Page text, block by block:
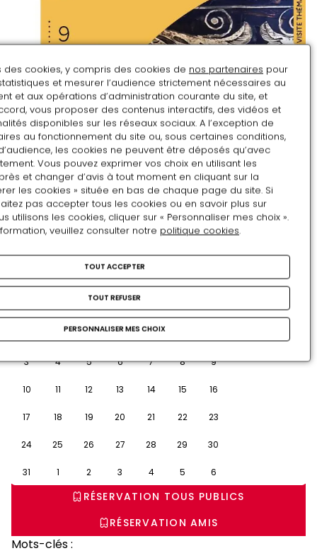
Août
LU MA ME JE VE SA DI
29 30 31
3 4 5 6 7 8 9
10 11 12 13 14 15 16
17 18 19 20 21 22 23
24 25 26 27 28 29 30
31 1 2 3 4 5 6
RÉSERVATION TOUS PUBLICS
RÉSERVATION AMIS
Mots-clés :
des cookies, y compris des cookies de nos partenaires pour
et mesurer l’audience strictement nécessaires au
et aux opérations d’administration courante du site, et
vous proposer des contenus interactifs, des vidéos et
disponibles sur les réseaux sociaux. A l’exception de
au fonctionnement du site ou, sous certaines conditions,
les cookies ne peuvent être déposés qu’avec
Vous pouvez exprimer vos choix en utilisant les
et changer d’avis à tout moment en cliquant sur la
les cookies » située en bas de chaque page du site. Si
pas accepter tous les cookies ou en savoir plus sur
utilisons les cookies, cliquer sur « Personnaliser mes choix ».
veuillez consulter notre politique cookies.
TOUT ACCEPTER
TOUT REFUSER
PERSONNALISER MES CHOIX